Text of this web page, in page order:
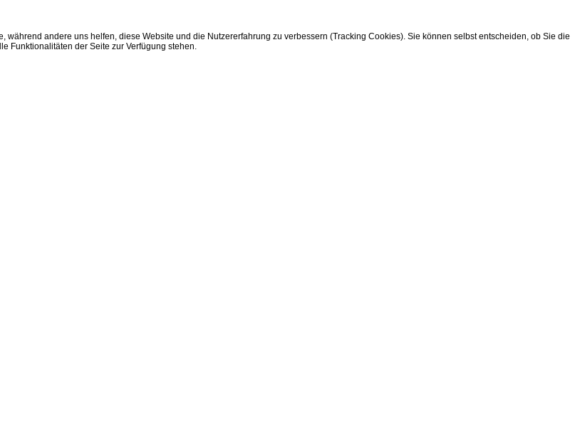
andere uns helfen, diese Website und die Nutzererfahrung zu verbessern (Tracking Cookies). Sie können selbst entscheiden, ob Sie die
Funktionalitäten der Seite zur Verfügung stehen.